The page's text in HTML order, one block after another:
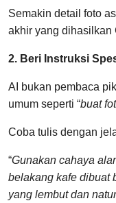
Semakin detail foto
akhir yang dihasilkan
2. Beri Instruksi
AI bukan pembaca
umum seperti “buat
Coba tulis dengan
“Gunakan cahaya
belakang kafe dibuat
yang lembut dan